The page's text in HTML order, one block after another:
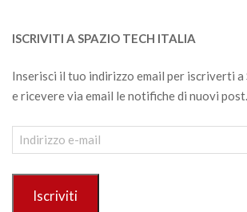
ISCRIVITI A SPAZIO TECH ITALIA
Inserisci il tuo indirizzo email per iscriverti a
e ricevere via email le notifiche di nuovi post.
Indirizzo
e-
Iscriviti